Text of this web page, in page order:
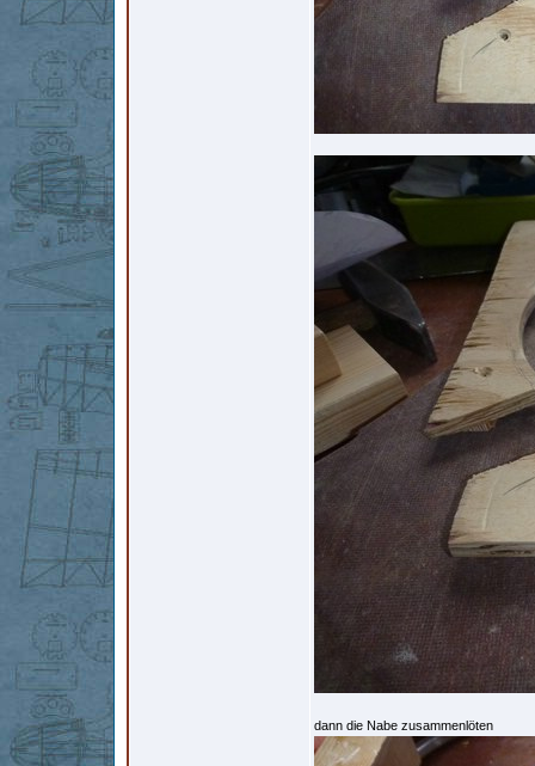
dann die Nabe zusammenlöten